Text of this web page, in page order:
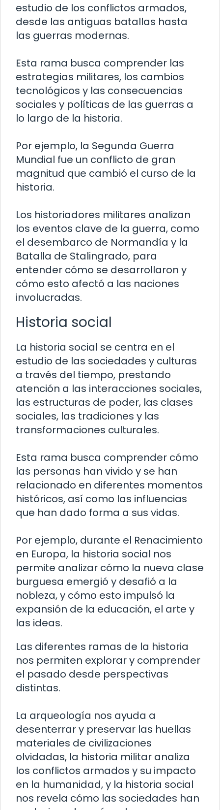
estudio de los conflictos armados,
desde las antiguas batallas hasta
las guerras modernas.
Esta rama busca comprender las
estrategias militares, los cambios
tecnológicos y las consecuencias
sociales y políticas de las guerras a
lo largo de la historia.
Por ejemplo, la Segunda Guerra
Mundial fue un conflicto de gran
magnitud que cambió el curso de la
historia.
Los historiadores militares analizan
los eventos clave de la guerra, como
el desembarco de Normandía y la
Batalla de Stalingrado, para
entender cómo se desarrollaron y
cómo esto afectó a las naciones
involucradas.
Historia social
La historia social se centra en el
estudio de las sociedades y culturas
a través del tiempo, prestando
atención a las interacciones sociales,
las estructuras de poder, las clases
sociales, las tradiciones y las
transformaciones culturales.
Esta rama busca comprender cómo
las personas han vivido y se han
relacionado en diferentes momentos
históricos, así como las influencias
que han dado forma a sus vidas.
Por ejemplo, durante el Renacimiento
en Europa, la historia social nos
permite analizar cómo la nueva clase
burguesa emergió y desafió a la
nobleza, y cómo esto impulsó la
expansión de la educación, el arte y
las ideas.
Las diferentes ramas de la historia
nos permiten explorar y comprender
el pasado desde perspectivas
distintas.
La arqueología nos ayuda a
desenterrar y preservar las huellas
materiales de civilizaciones
olvidadas, la historia militar analiza
los conflictos armados y su impacto
en la humanidad, y la historia social
nos revela cómo las sociedades han